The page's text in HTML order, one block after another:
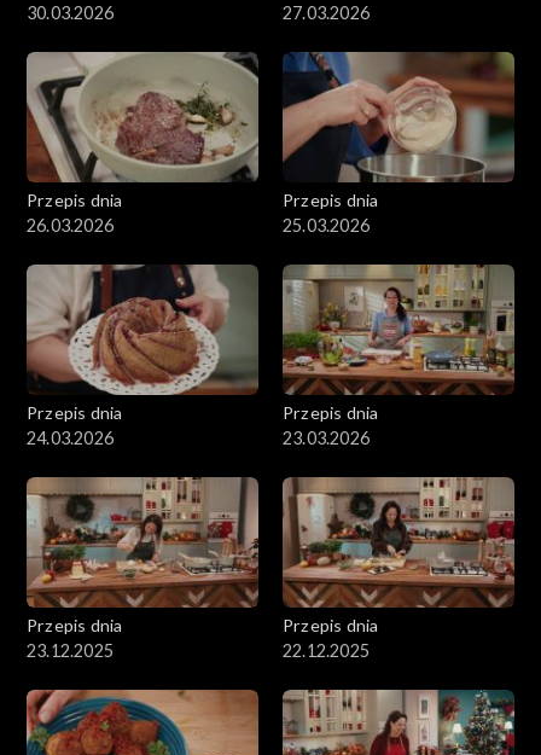
30.03.2026
27.03.2026
Przepis dnia
26.03.2026
Przepis dnia
25.03.2026
Przepis dnia
24.03.2026
Przepis dnia
23.03.2026
Przepis dnia
23.12.2025
Przepis dnia
22.12.2025